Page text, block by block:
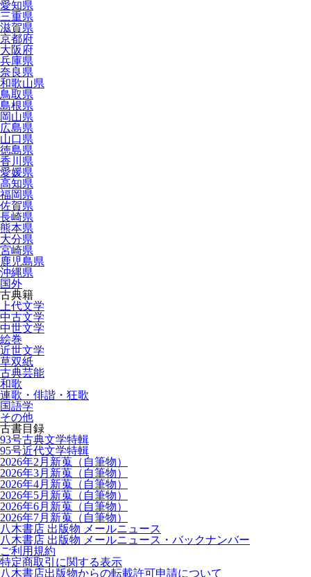
愛知県
三重県
滋賀県
京都府
大阪府
兵庫県
奈良県
和歌山県
鳥取県
島根県
岡山県
広島県
山口県
徳島県
香川県
愛媛県
高知県
福岡県
佐賀県
長崎県
熊本県
大分県
宮崎県
鹿児島県
沖縄県
国外
古典籍
上代文学
中古文学
中世文学
絵巻
近世文学
草双紙
古典芸能
和歌
連歌・俳諧・狂歌
国語学
その他
古書目録
93号古典文学特輯
95号近代文学特輯
2026年2月新蒐（自筆物）
2026年3月新蒐（自筆物）
2026年4月新蒐（自筆物）
2026年5月新蒐（自筆物）
2026年6月新蒐（自筆物）
2026年7月新蒐（自筆物）
八木書店 出版物 メールニュース
八木書店 出版物 メールニュース・バックナンバー
ご利用規約
特定商取引に関する表示
八木書店出版物からの転載許可申請について